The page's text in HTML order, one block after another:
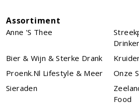
Assortiment
Anne 's Thee
Bier & Wijn & Sterke Drank
Proenk.nl Lifestyle & Meer
Onze
Sieraden
Food